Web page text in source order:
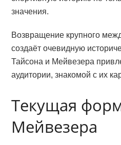
значения.
Возвращение крупного
создаёт очевидную
Тайсона и Мейвезера
аудитории, знакомой с их
Текущая
Мейвезера